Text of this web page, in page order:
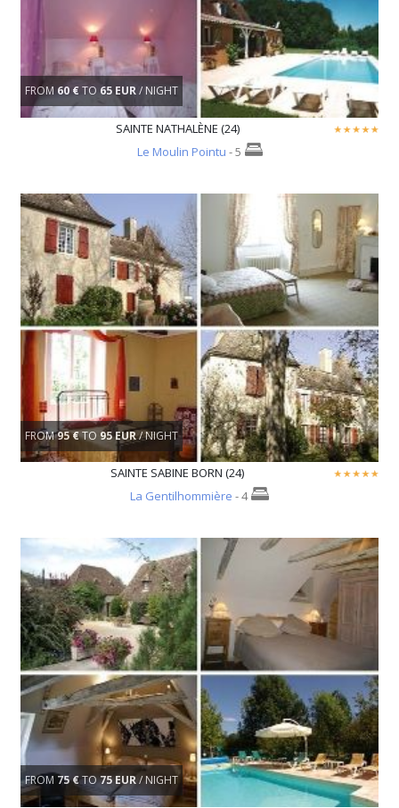
FROM 60 €TO 65 EUR/ NIGHT
SAINTE NATHALÈNE (24)
Le Moulin Pointu - 5
FROM95 €TO 95 EUR/ NIGHT
SAINTE SABINE BORN (24)
La Gentilhommière - 4
FROM 75 €TO75 EUR/ NIGHT